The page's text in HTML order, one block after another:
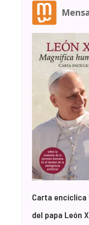
Carta
del papa León